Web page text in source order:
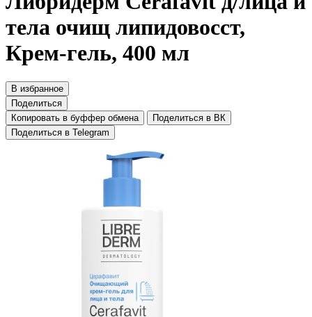
тела очищ липидовосст,
Крем-гель, 400 мл
В избранное
Поделиться
Копировать в буффер обмена
Поделиться в ВК
Поделиться в Telegram